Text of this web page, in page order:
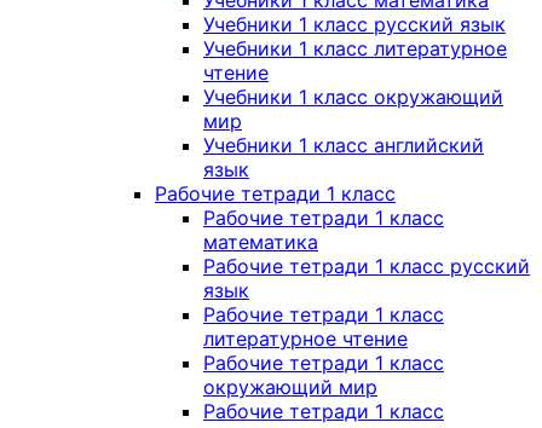
Учебники 1 класс русский язык
Учебники 1 класс литературное
чтение
Учебники 1 класс окружающий
мир
Учебники 1 класс английский
язык
Рабочие тетради 1 класс
Рабочие тетради 1 класс
математика
Рабочие тетради 1 класс русский
язык
Рабочие тетради 1 класс
литературное чтение
Рабочие тетради 1 класс
окружающий мир
Рабочие тетради 1 класс